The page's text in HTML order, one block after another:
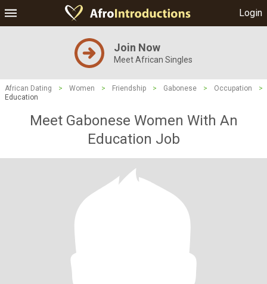
Login
Join Now
Meet African Singles
African Dating > Women > Friendship > Gabonese > Occupation
>
Education
Meet Gabonese Women With An
Education Job